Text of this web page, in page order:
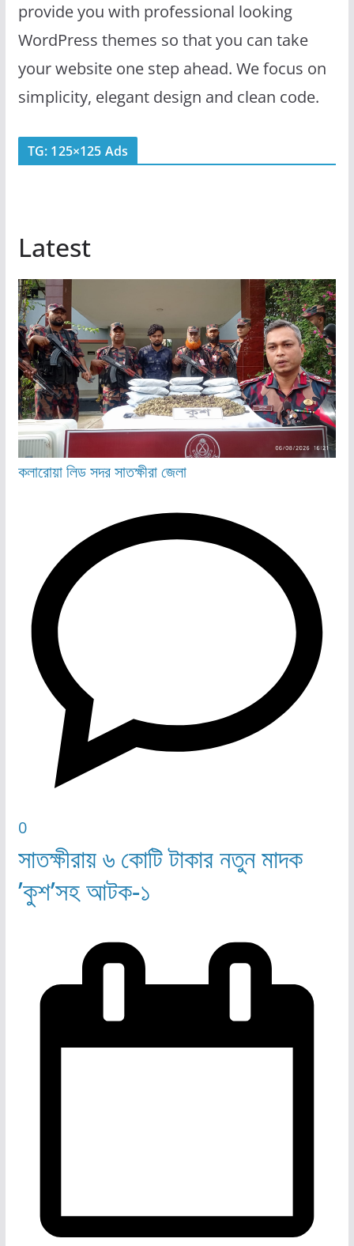
provide you with professional looking
WordPress themes so that you can take
your website one step ahead. We focus on
simplicity, elegant design and clean code.
TG: 125×125 Ads
Latest
কলারোয়ালিডসদরসাতক্ষীরা জেলা
0
সাতক্ষীরায় ৬ কোটি টাকার নতুন মাদক
’কুশ’সহ আটক-১